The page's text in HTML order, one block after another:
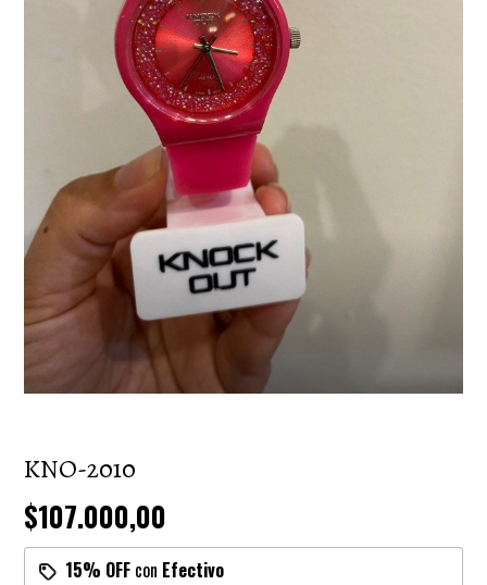
KNO-2010
$107.000,00
15% OFF con Efectivo